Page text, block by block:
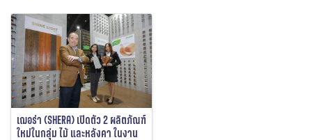
เฌอร่า (SHERA) เปิดตัว 2 ผลิตภัณฑ์
ใหม่ในกลุ่ม ไม้ และหลังคา ในงาน